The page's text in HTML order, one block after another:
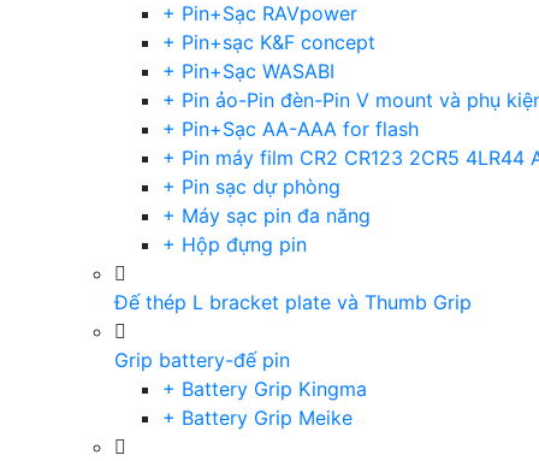
+ Pin+Sạc RAVpower
+ Pin+sạc K&F concept
+ Pin+Sạc WASABI
+ Pin ảo-Pin đèn-Pin V mount và phụ
+ Pin+Sạc AA-AAA for flash
+ Pin máy film CR2 CR123 2CR5 4LR44
+ Pin sạc dự phòng
+ Máy sạc pin đa năng
+ Hộp đựng pin
Đế thép L bracket plate và Thumb Grip
Grip battery-đế pin
+ Battery Grip Kingma
+ Battery Grip Meike